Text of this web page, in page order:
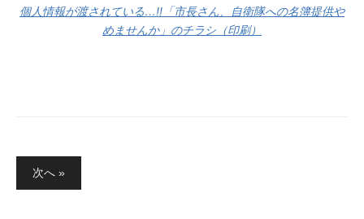
個人情報が渡されている…!!「市長さん、自衛隊への名簿提供や
めませんか」のチラシ（印刷）
稿
次へ »